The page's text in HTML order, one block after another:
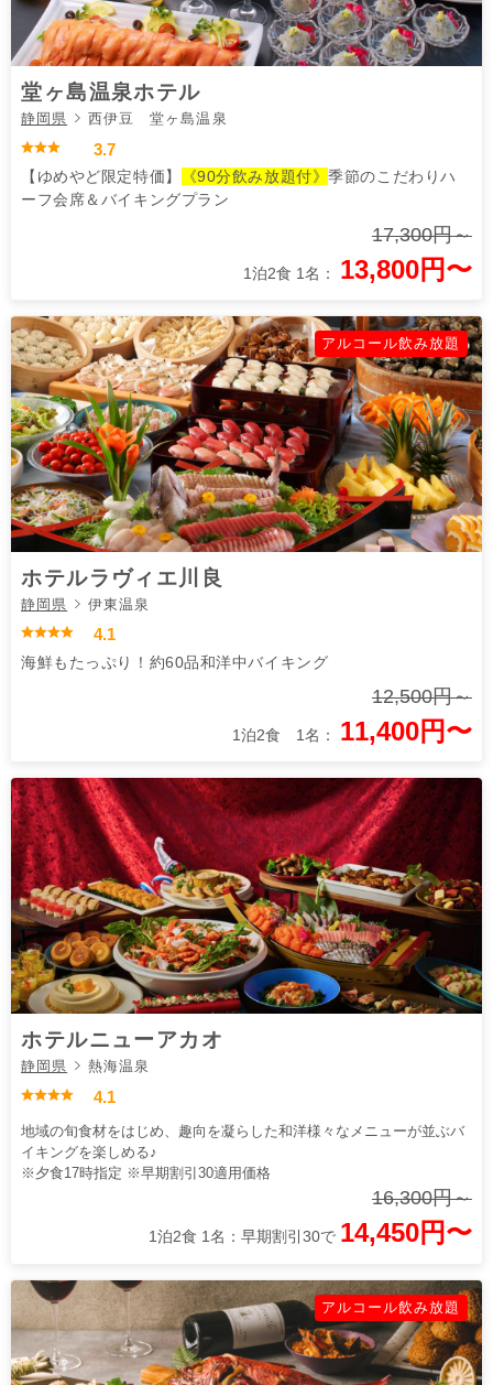
堂ヶ島温泉ホテル
静岡県 西伊豆 堂ヶ島温泉
3.7
【ゆめやど限定特価】 《90分飲み放題付》季節のこだわりハ
ーフ会席＆バイキングプラン
17,300円～
1泊2食 1名： 13,800円〜
アルコール飲み放題
ホテルラヴィエ川良
静岡県 伊東温泉
4.1
海鮮もたっぷり！約60品和洋中バイキング
12,500円～
1泊2食 1名： 11,400円〜
ホテルニューアカオ
静岡県 熱海温泉
4.1
地域の旬食材をはじめ、趣向を凝らした和洋様々なメニューが並ぶバ
イキングを楽しめる♪
※夕食17時指定 ※早期割引30適用価格
16,300円～
1泊2食 1名：早期割引30で 14,450円〜
アルコール飲み放題